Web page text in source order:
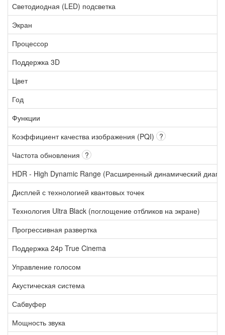
Светодиодная (LED) подсветка
Экран
Процессор
Поддержка 3D
Цвет
Год
Функции
Коэффициент качества изображения (PQI) ?
Частота обновления ?
HDR - High Dynamic Range (Расширенный динамический
Дисплей с технологией квантовых точек
Технология Ultra Black (поглощение отбликов на экране)
Прогрессивная развертка
Поддержка 24p True Cinema
Управление голосом
Акустическая система
Сабвуфер
Мощность звука